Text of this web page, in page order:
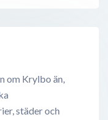
om Krylbo än,
städer och